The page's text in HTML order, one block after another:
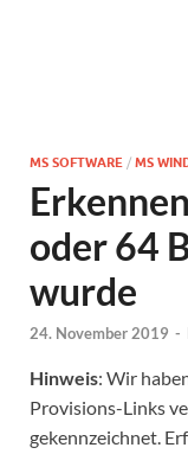
MS SOFTWARE / MS
oder 64
wurde
24. November 2019 -
Hinweis: Wir
Provisions-Links
gekennzeichnet.